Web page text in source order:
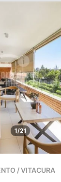
1/21
/ VITACURA